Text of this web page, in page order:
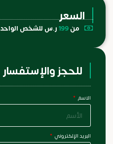
السعر
من199ر.س للشخص الواحد
للحجز والإستفسار
الاسم
البريد الإلكتروني